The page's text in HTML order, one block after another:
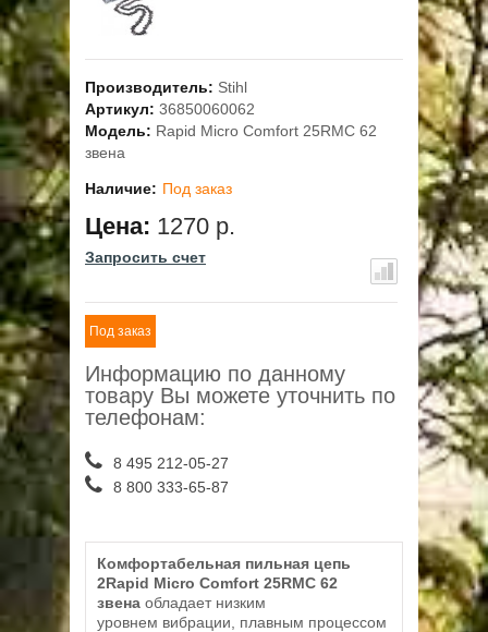
Производитель: Stihl
Артикул: 36850060062
Модель: Rapid Micro Comfort 25RMC 62
звена
Наличие: Под заказ
Цена: 1270 р.
Запросить счет
Под заказ
Информацию по данному
товару Вы можете уточнить по
телефонам:
8 495 212-05-27
8 800 333-65-87
Комфортабельная пильная цепь
2Rapid Micro Comfort 25RMC 62
звена обладает низким
уровнем вибрации, плавным процессом